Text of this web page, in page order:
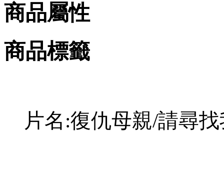
商品屬性
商品標籤
片名:復仇母親/請尋